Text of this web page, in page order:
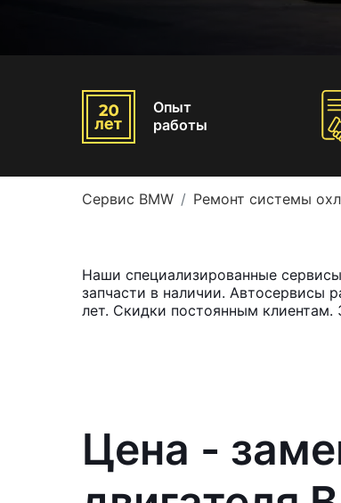
Опыт
работы
Сервис BMW Ремонт системы
Наши специализированные
запчасти в наличии. Автосервисы
лет. Скидки постоянным
Цена -